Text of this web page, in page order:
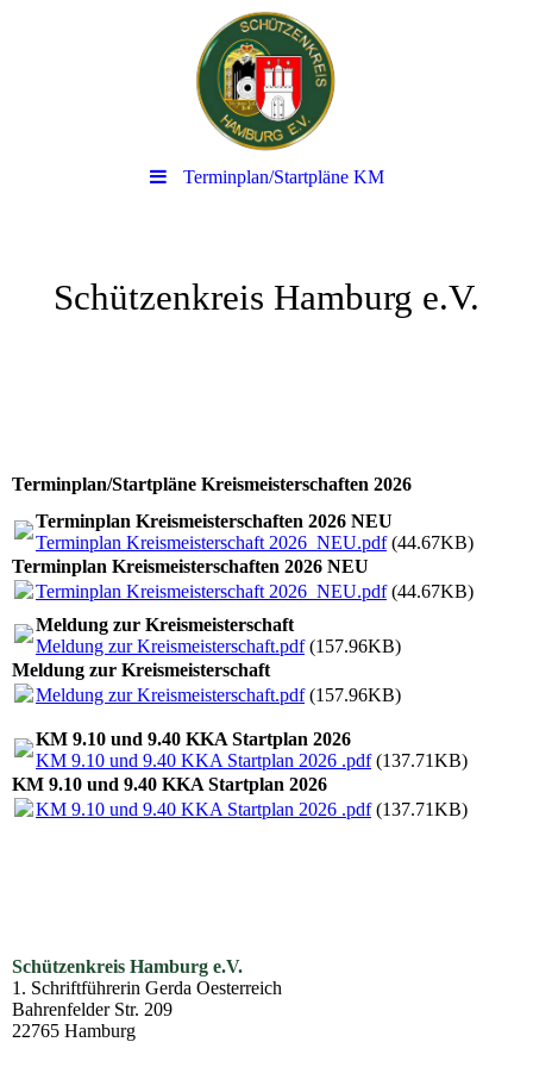
Terminplan/Startpläne KM
Schützenkreis Hamburg e.V.
Terminplan/Startpläne Kreismeisterschaften 2026
Terminplan Kreismeisterschaften 2026 NEU
Terminplan Kreismeisterschaft 2026_NEU.pdf(44.67KB)
Terminplan Kreismeisterschaften 2026 NEU
Terminplan Kreismeisterschaft 2026_NEU.pdf(44.67KB)
Meldung zur Kreismeisterschaft
Meldung zur Kreismeisterschaft.pdf(157.96KB)
Meldung zur Kreismeisterschaft
Meldung zur Kreismeisterschaft.pdf(157.96KB)
KM 9.10 und 9.40 KKA Startplan 2026
KM 9.10 und 9.40 KKA Startplan 2026 .pdf(137.71KB)
KM 9.10 und 9.40 KKA Startplan 2026
KM 9.10 und 9.40 KKA Startplan 2026 .pdf(137.71KB)
Schützenkreis Hamburg e.V.
1. Schriftführerin Gerda Oesterreich
Bahrenfelder Str. 209
22765 Hamburg